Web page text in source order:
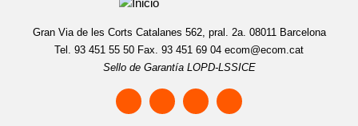
Gran Via de les Corts Catalanes 562, pral. 2a. 08011 Barcelona
Tel. 93 451 55 50 Fax. 93 451 69 04 ecom@ecom.cat
Sello de Garantía LOPD-LSSICE